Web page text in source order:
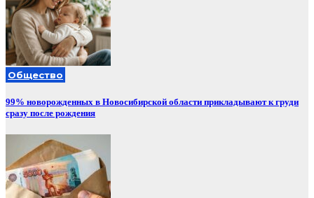
Общество
99% новорожденных в Новосибирской области прикладывают к груди
сразу после рождения